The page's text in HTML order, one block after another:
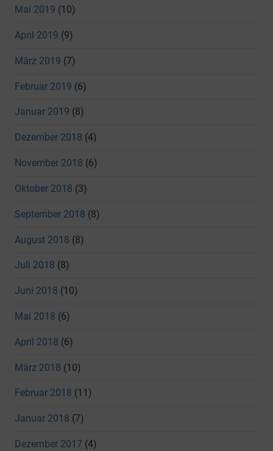
Mai 2019 (10)
April 2019 (9)
März 2019 (7)
Februar 2019 (6)
Januar 2019 (8)
Dezember 2018 (4)
November 2018 (6)
Oktober 2018 (3)
September 2018 (8)
August 2018 (8)
Juli 2018 (8)
Juni 2018 (10)
Mai 2018 (6)
April 2018 (6)
März 2018 (10)
Februar 2018 (11)
Januar 2018 (7)
Dezember 2017 (4)